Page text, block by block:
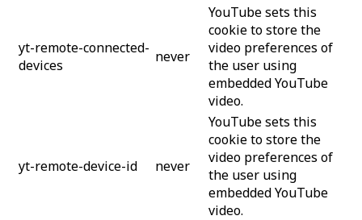
yt-remote-connected-
devices
never
YouTube sets this
cookie to store the
video preferences of
the user using
embedded YouTube
video.
yt-remote-device-id never
YouTube sets this
cookie to store the
video preferences of
the user using
embedded YouTube
video.